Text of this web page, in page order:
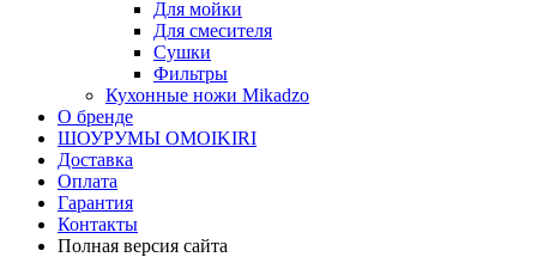
Для мойки
Для смесителя
Сушки
Фильтры
Кухонные ножи Mikadzo
О бренде
ШОУРУМЫ OMOIKIRI
Доставка
Оплата
Гарантия
Контакты
Полная версия сайта